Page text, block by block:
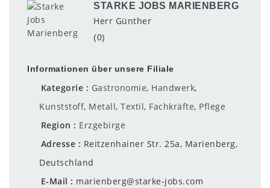
STARKE JOBS MARIENBERG
Herr Günther
(0)
Informationen über unsere Filiale
Kategorie Gastronomie, Handwerk,
Kunststoff, Metall, Textil, Fachkräfte, Pflege
Region
Erzgebirge
Adresse
Reitzenhainer Str. 25a, Marienberg,
Deutschland
E-Mail
marienberg@starke-jobs.com